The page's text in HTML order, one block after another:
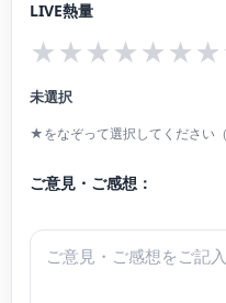
現在はティーチング・アーティス
んでいただけるコンサートやワー
国立音楽大学学部演奏助手(管弦楽)
弦楽四重奏団『ロザカル』団員。
ー。ピアノ三重奏団『トワ・クル
補助要員。
LIVE熱量
★★★★★★★
未選択
★をなぞって選択してください（
ご意見・ご感想：